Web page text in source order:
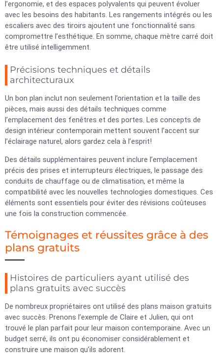
l’ergonomie, et des espaces polyvalents qui peuvent évoluer
avec les besoins des habitants. Les rangements intégrés ou les
escaliers avec des tiroirs ajoutent une fonctionnalité sans
compromettre l’esthétique. En somme, chaque mètre carré doit
être utilisé intelligemment.
Précisions techniques et détails
architecturaux
Un bon plan inclut non seulement l’orientation et la taille des
pièces, mais aussi des détails techniques comme
l’emplacement des fenêtres et des portes. Les concepts de
design intérieur contemporain mettent souvent l’accent sur
l’éclairage naturel, alors gardez cela à l’esprit!
Des détails supplémentaires peuvent inclure l’emplacement
précis des prises et interrupteurs électriques, le passage des
conduits de chauffage ou de climatisation, et même la
compatibilité avec les nouvelles technologies domestiques. Ces
éléments sont essentiels pour éviter des révisions coûteuses
une fois la construction commencée.
Témoignages et réussites grâce à des
plans gratuits
Histoires de particuliers ayant utilisé des
plans gratuits avec succès
De nombreux propriétaires ont utilisé des plans maison gratuits
avec succès. Prenons l’exemple de Claire et Julien, qui ont
trouvé le plan parfait pour leur maison contemporaine. Avec un
budget serré, ils ont pu économiser considérablement et
construire une maison qu’ils adorent.